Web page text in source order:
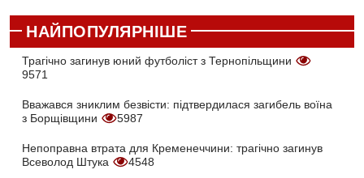
НАЙПОПУЛЯРНІШЕ
Трагічно загинув юний футболіст з Тернопільщини
9571
Вважався зниклим безвісти: підтвердилася загибель воїна
з Борщівщини
5987
Непоправна втрата для Кременеччини: трагічно загинув
Всеволод Штука
4548